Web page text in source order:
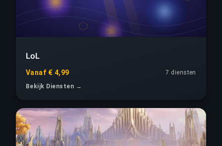
LoL
Vanaf € 4,99
7 diensten
Bekijk Diensten →